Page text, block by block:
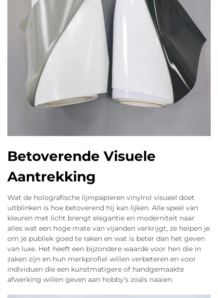
Betoverende Visuele
Aantrekking
Wat de holografische lijmpapieren vinylrol visueel doet
uitblinken is hoe betoverend hij kan lijken. Alle speel van
kleuren met licht brengt elegantie en moderniteit naar
alles wat een hoge mate van vijanden verkrijgt, ze helpen je
om je publiek goed te raken en wat is beter dan het geven
van luxe. Het heeft een bijzondere waarde voor hen die in
zaken zijn en hun merkprofiel willen verbeteren en voor
individuen die een kunstmatigere of handgemaakte
afwerking willen geven aan hobby's zoals naaien.